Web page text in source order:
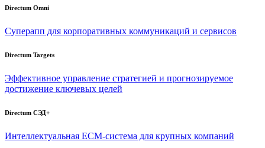
Directum Omni
Суперапп для корпоративных коммуникаций и сервисов
Directum Targets
Эффективное управление стратегией и прогнозируемое
достижение ключевых целей
Directum СЭД+
Интеллектуальная ECM-система для крупных компаний